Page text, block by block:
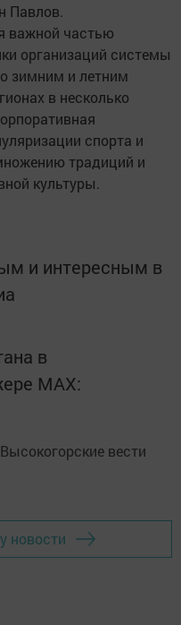
Павлов.
важной частью
организаций системы
зимним и летним
в несколько
спорта и
традиций и
культуры.
и интересным в
в
MАХ:
Высокогорские вести
новости